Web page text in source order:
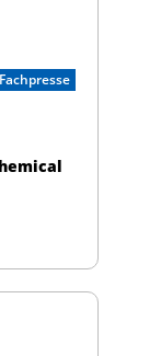
Fachpresse